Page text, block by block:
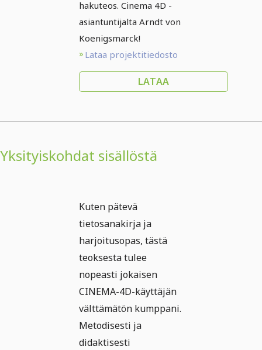
hakuteos. Cinema 4D -
asiantuntijalta Arndt von
Koenigsmarck!
Lataa projektitiedosto
LATAA
Yksityiskohdat sisällöstä
Kuten pätevä
tietosanakirja ja
harjoitusopas, tästä
teoksesta tulee
nopeasti jokaisen
CINEMA-4D-käyttäjän
välttämätön kumppani.
Metodisesti ja
didaktisesti